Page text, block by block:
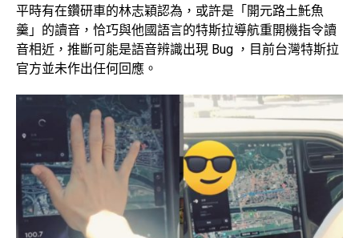
平時有在鑽研車的林志穎認為，或許是「開元路土魠魚
羹」的讀音，恰巧與他國語言的特斯拉導航重開機指令讀
音相近，推斷可能是語音辨識出現 Bug ，目前台灣特斯拉
官方並未作出任何回應。